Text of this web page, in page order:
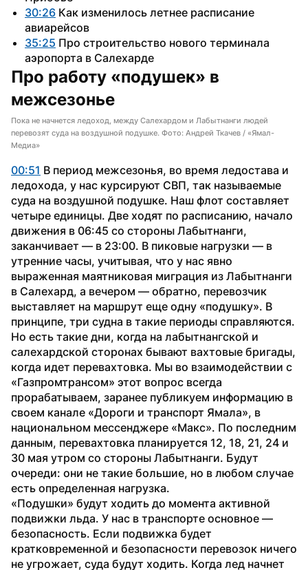
30:26 Как изменилось летнее расписание
авиарейсов
35:25 Про строительство нового терминала
аэропорта в Салехарде
Про работу «подушек» в
межсезонье
Пока не начнется ледоход, между Салехардом и Лабытнанги людей
перевозят суда на воздушной подушке. Фото: Андрей Ткачев / «Ямал-
Медиа»
00:51 В период межсезонья, во время ледостава и
ледохода, у нас курсируют СВП, так называемые
суда на воздушной подушке. Наш флот составляет
четыре единицы. Две ходят по расписанию, начало
движения в 06:45 со стороны Лабытнанги,
заканчивает — в 23:00. В пиковые нагрузки — в
утренние часы, учитывая, что у нас явно
выраженная маятниковая миграция из Лабытнанги
в Салехард, а вечером — обратно, перевозчик
выставляет на маршрут еще одну «подушку». В
принципе, три судна в такие периоды справляются.
Но есть такие дни, когда на лабытнангской и
салехардской сторонах бывают вахтовые бригады,
когда идет перевахтовка. Мы во взаимодействии с
«Газпромтрансом» этот вопрос всегда
прорабатываем, заранее публикуем информацию в
своем канале «Дороги и транспорт Ямала», в
национальном мессенджере «Макс». По последним
данным, перевахтовка планируется 12, 18, 21, 24 и
30 мая утром со стороны Лабытнанги. Будут
очереди: они не такие большие, но в любом случае
есть определенная нагрузка.
«Подушки» будут ходить до момента активной
подвижки льда. У нас в транспорте основное —
безопасность. Если подвижка будет
кратковременной и безопасности перевозок ничего
не угрожает, суда будут ходить. Когда лед начнет